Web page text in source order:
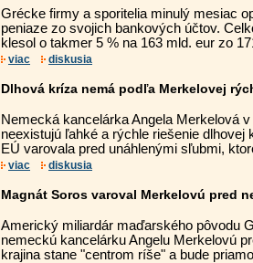
Grécke firmy a sporitelia minulý mesiac
peniaze zo svojich bankových účtov.
klesol o takmer 5 % na 163 mld. eur zo
viac diskusia
Dlhová kríza nemá podľa Merkelovej
Nemecká kancelárka Angela Merkelová
neexistujú ľahké a rýchle riešenie dlhovej
EÚ varovala pred unáhlenými sľubmi,
viac diskusia
Magnát Soros varoval Merkelovú pred
Americký miliardár maďarského pôvodu
nemeckú kancelárku Angelu Merkelovú
krajina stane "centrom ríše" a bude